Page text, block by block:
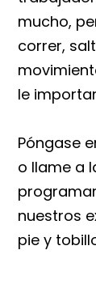
mucho,
correr,
le
Póngase
o llame a
nuestros
pie y